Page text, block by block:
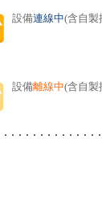
設備連線中(含自製
設備離線中(含自製